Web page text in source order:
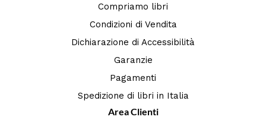
Compriamo libri
Condizioni di Vendita
Dichiarazione di Accessibilità
Garanzie
Pagamenti
Spedizione di libri in Italia
Area Clienti